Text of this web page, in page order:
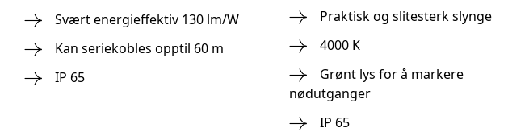
Svært energieffektiv 130 lm/W
Kan seriekobles opptil 60 m
IP 65
Praktisk og slitesterk slynge
4000 K
Grønt lys for å markere
nødutganger
IP 65